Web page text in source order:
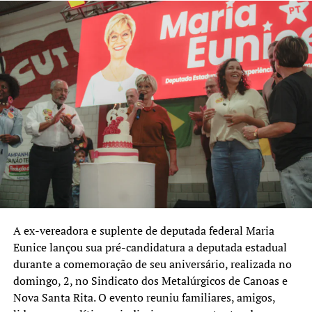
Para deputado federal, o partido com maior presença na
lista é o Republicanos, com cinco nomes: Carlos Gomes,
Cezar Paulo Mossini, Franciane Bayer, Jurandir Maciel e
Odirlei Campiol. A sigla concentra mais da metade das
candidaturas federais anunciadas com domicílio eleitoral
em Canoas, indicando uma estratégia de ampliar sua
representação na Câmara dos Deputados.
Confira os nomes anunciados até o momento, em ordem
alfabética:
Candidato a vice-presidente da República
Candidatos a deputado estadual
• Alexandre Gonçalves (PDT)
• Camila Nunes (PL)
A ex-vereadora e suplente de deputada federal Maria
Eunice lançou sua pré-candidatura a deputada estadual
durante a comemoração de seu aniversário, realizada no
domingo, 2, no Sindicato dos Metalúrgicos de Canoas e
Nova Santa Rita. O evento reuniu familiares, amigos,